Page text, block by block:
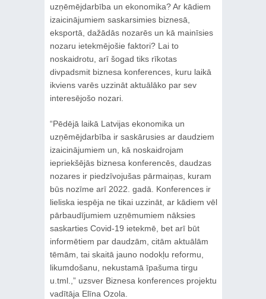
uzņēmējdarbība un ekonomika? Ar kādiem
izaicinājumiem saskarsimies biznesā,
eksportā, dažādās nozarēs un kā mainīsies
nozaru ietekmējošie faktori? Lai to
noskaidrotu, arī šogad tiks rīkotas
divpadsmit biznesa konferences, kuru laikā
ikviens varēs uzzināt aktuālāko par sev
interesējošo nozari.
“Pēdējā laikā Latvijas ekonomika un
uzņēmējdarbība ir saskārusies ar daudziem
izaicinājumiem un, kā noskaidrojam
iepriekšējās biznesa konferencēs, daudzas
nozares ir piedzīvojušas pārmaiņas, kuram
būs nozīme arī 2022. gadā. Konferences ir
lieliska iespēja ne tikai uzzināt, ar kādiem vēl
pārbaudījumiem uzņēmumiem nāksies
saskarties Covid-19 ietekmē, bet arī būt
informētiem par daudzām, citām aktuālām
tēmām, tai skaitā jauno nodokļu reformu,
likumdošanu, nekustamā īpašuma tirgu
u.tml.,” uzsver Biznesa konferences projektu
vadītāja Elīna Ozola.